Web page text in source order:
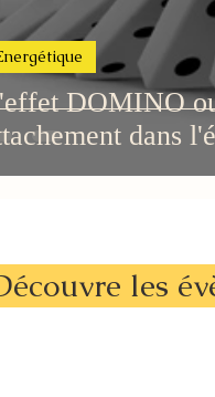
DOMINO
dans
les